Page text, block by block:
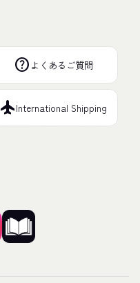
help よくあるご質問
flightInternational Shipping